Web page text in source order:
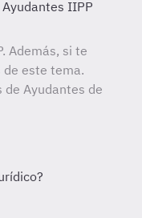
IIPP
Además, si te
de este tema.
Ayudantes de